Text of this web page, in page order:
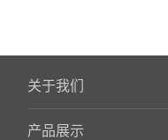
关于我们
产品展示